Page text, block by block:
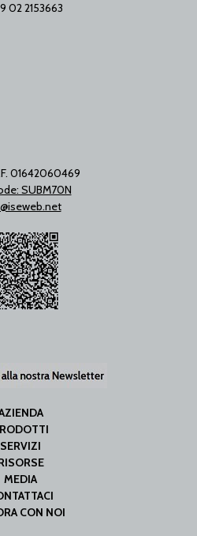
02 2153663
01642060469
SUBM70N
SERVIZI
MEDIA
CON NOI